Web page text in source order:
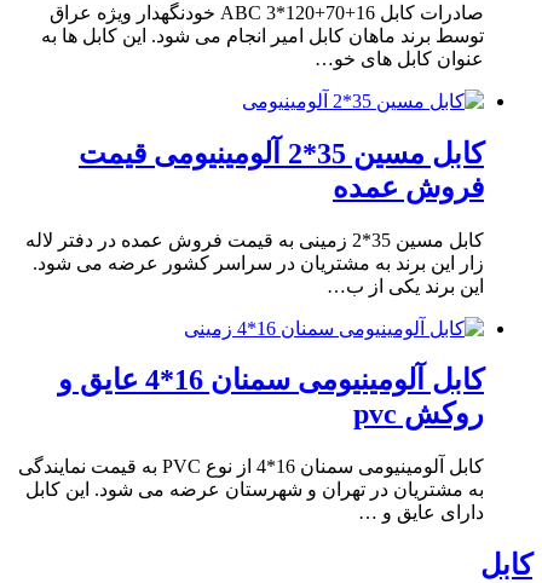
صادرات کابل 16+70+120*3 ABC خودنگهدار ویژه عراق
توسط برند ماهان کابل امیر انجام می شود. این کابل ها به
عنوان کابل های خو…
کابل مسین 35*2 آلومینیومی قیمت
فروش عمده
کابل مسین 35*2 زمینی به قیمت فروش عمده در دفتر لاله
زار این برند به مشتریان در سراسر کشور عرضه می شود.
این برند یکی از ب…
کابل آلومینیومی سمنان 16*4 عایق و
روکش pvc
کابل آلومینیومی سمنان 16*4 از نوع PVC به قیمت نمایندگی
به مشتریان در تهران و شهرستان عرضه می شود. این کابل
دارای عایق و …
کابل